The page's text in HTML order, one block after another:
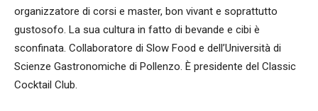
organizzatore di corsi e master, bon vivant e soprattutto
gustosofo. La sua cultura in fatto di bevande e cibi è
sconfinata. Collaboratore di Slow Food e dell’Università di
Scienze Gastronomiche di Pollenzo. È presidente del Classic
Cocktail Club.